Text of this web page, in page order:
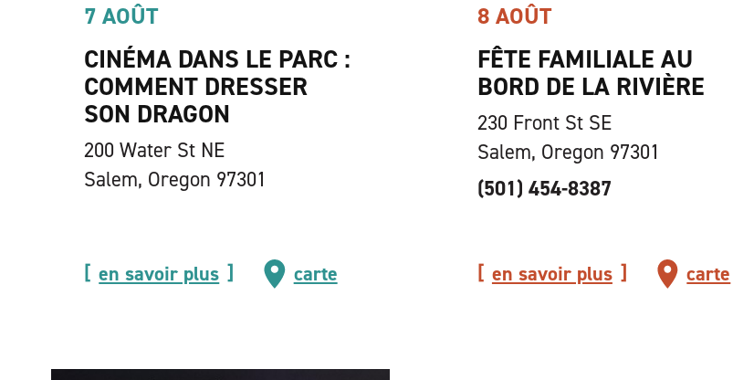
7 AOÛT
CINÉMA DANS LE PARC :
COMMENT DRESSER
SON DRAGON
200 Water St NE
Salem, Oregon 97301
en savoir plus carte
8 AOÛT
FÊTE FAMILIALE AU
BORD DE LA RIVIÈRE
230 Front St SE
Salem, Oregon 97301
(501) 454-8387
en savoir plus carte